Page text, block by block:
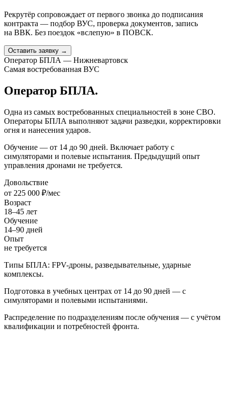
Рекрутёр сопровождает от первого звонка до подписания
контракта — подбор ВУС, проверка документов, запись
на ВВК. Без поездок «вслепую» в ПОВСК.
Оставить заявку →
Оператор БПЛА — Нижневартовск
Самая востребованная ВУС
Оператор БПЛА.
Одна из самых востребованных специальностей в зоне СВО.
Операторы БПЛА выполняют задачи разведки, корректировки
огня и нанесения ударов.
Обучение — от 14 до 90 дней. Включает работу с
симуляторами и полевые испытания. Предыдущий опыт
управления дронами не требуется.
Довольствие
от 225 000 ₽/мес
Возраст
18–45 лет
Обучение
14–90 дней
Опыт
не требуется
Типы БПЛА: FPV-дроны, разведывательные, ударные
комплексы.
Подготовка в учебных центрах от 14 до 90 дней — с
симуляторами и полевыми испытаниями.
Распределение по подразделениям после обучения — с учётом
квалификации и потребностей фронта.